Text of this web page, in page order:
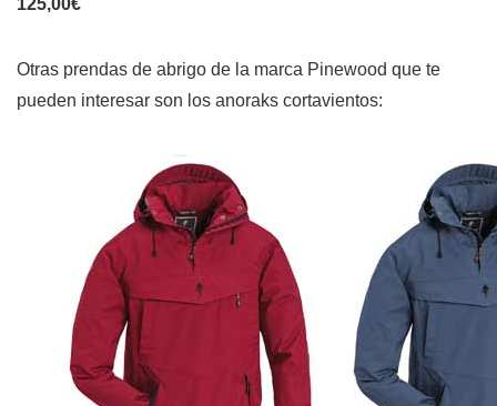
Otras prendas de abrigo de la marca Pinewood que te
pueden interesar son los anoraks cortavientos: